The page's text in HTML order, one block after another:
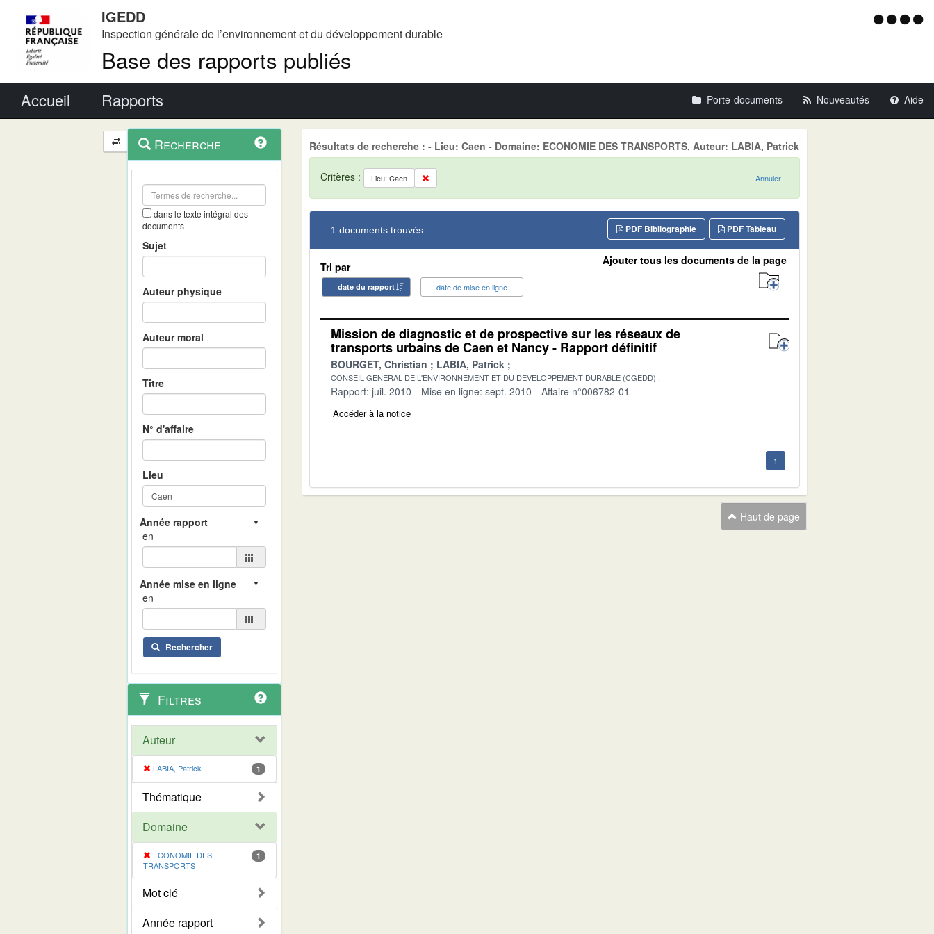
IGEDD
Inspection générale de l’environnement et du développement durable
Base des rapports publiés
Menu
Accueil Rapports Porte-documents Nouveautés Aide
Navigation
et
outils
contextuel
Recherche
dans le texte intégral des
documents
Sujet
Auteur physique
Auteur moral
Titre
N° d'affaire
Lieu
en
en
Rechercher
Filtres
Auteur
LABIA, Patrick 1
Thématique
Domaine
ECONOMIE DES
TRANSPORTS
1
Mot clé
Année rapport
Résultats de recherche : - Lieu: Caen - Domaine: ECONOMIE DES TRANSPORTS, Auteur: LABIA, Patrick
Critères : Lieu: Caen Annuler
1 documents trouvés PDF Tableau
PDF Bibliographie
Tri par
date du rapport date de mise en ligne
Ajouter tous les documents de la page
Mission de diagnostic et de prospective sur les réseaux de
transports urbains de Caen et Nancy - Rapport définitif
BOURGET, Christian LABIA, Patrick
CONSEIL GENERAL DE L'ENVIRONNEMENT ET DU DEVELOPPEMENT DURABLE (CGEDD)
Rapport: juil. 2010 Mise en ligne: sept. 2010 Affaire n°006782-01
Accéder à la notice
1
Haut de page